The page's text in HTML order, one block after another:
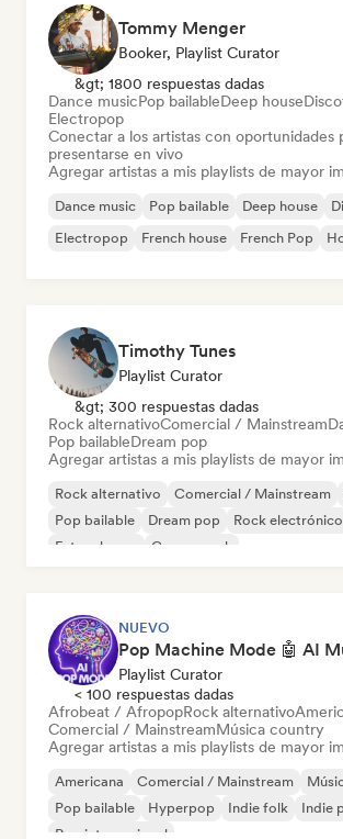
Tommy Menger
Booker, Playlist Curator
&gt; 1800 respuestas dadas
Dance musicPop bailableDeep house
Electropop
Conectar a los artistas con oportunidades
presentarse en vivo
Agregar artistas a mis playlists de mayor
Dance music Pop bailable Deep house
Electropop
French house French Pop
Timothy Tunes
Playlist Curator
&gt; 300 respuestas dadas
Rock alternativoComercial / Mainstream
Pop bailableDream pop
Agregar artistas a mis playlists de mayor
Rock alternativo Comercial / Mainstream
Pop bailable
Dream pop
Rock electrónico
Future house
Garage rock
NUEVO
Playlist Curator
< 100 respuestas dadas
Afrobeat / AfropopRock alternativo
Comercial / MainstreamMúsica country
Agregar artistas a mis playlists de mayor
Americana Comercial / Mainstream
Pop bailable
Hyperpop Indie folk
Indie
Pop internacional